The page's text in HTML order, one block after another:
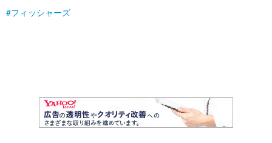
フィッシャーズ